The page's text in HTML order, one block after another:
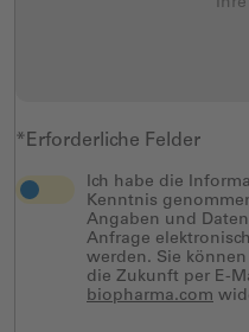
*Erforderliche Felder
Ich habe die
Kenntnis
Angaben und
Anfrage
werden. Sie
die Zukunft per E-
biopharma.com